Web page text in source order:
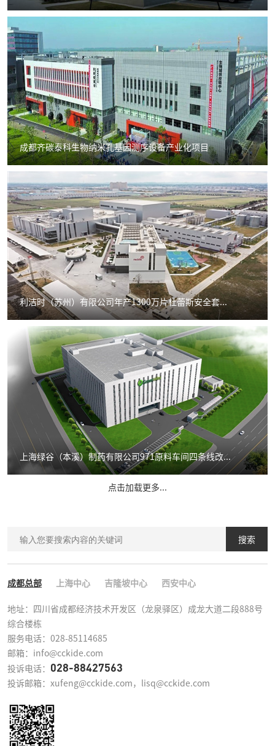
成都齐碳泰科生物纳米孔基因测序设备产业化项目
利洁时（苏州）有限公司年产1300万片杜蕾斯安全套...
上海绿谷（本溪）制药有限公司971原料车间四条线改...
点击加载更多...
搜索
成都总部 上海中心 吉隆坡中心 西安中心
地址：四川省成都经济技术开发区（龙泉驿区）成龙大道二段888号
综合楼栋
服务电话：028-85114685
邮箱：info@cckide.com
投诉电话： 028-88427563
投诉邮箱：xufeng@cckide.com，lisq@cckide.com